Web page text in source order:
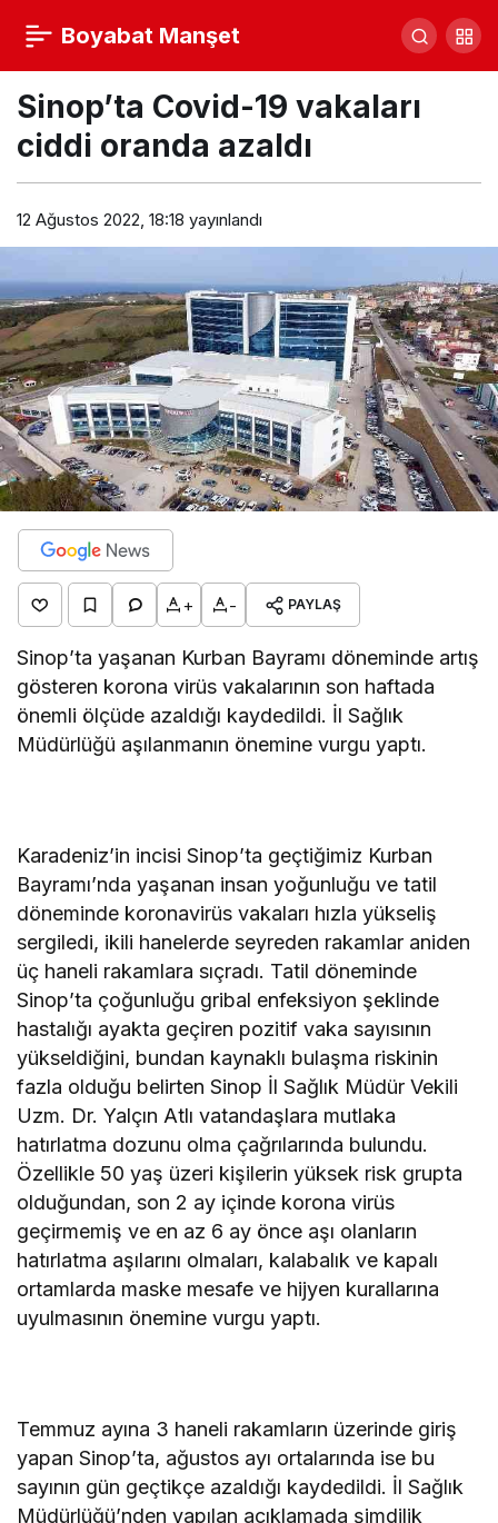
Boyabat Manşet
Sinop’ta Covid-19 vakaları
ciddi oranda azaldı
12 Ağustos 2022, 18:18 yayınlandı
+ - PAYLAŞ
Sinop’ta yaşanan Kurban Bayramı döneminde artış
gösteren korona virüs vakalarının son haftada
önemli ölçüde azaldığı kaydedildi. İl Sağlık
Müdürlüğü aşılanmanın önemine vurgu yaptı.
Karadeniz’in incisi Sinop’ta geçtiğimiz Kurban
Bayramı’nda yaşanan insan yoğunluğu ve tatil
döneminde koronavirüs vakaları hızla yükseliş
sergiledi, ikili hanelerde seyreden rakamlar aniden
üç haneli rakamlara sıçradı. Tatil döneminde
Sinop’ta çoğunluğu gribal enfeksiyon şeklinde
hastalığı ayakta geçiren pozitif vaka sayısının
yükseldiğini, bundan kaynaklı bulaşma riskinin
fazla olduğu belirten Sinop İl Sağlık Müdür Vekili
Uzm. Dr. Yalçın Atlı vatandaşlara mutlaka
hatırlatma dozunu olma çağrılarında bulundu.
Özellikle 50 yaş üzeri kişilerin yüksek risk grupta
olduğundan, son 2 ay içinde korona virüs
geçirmemiş ve en az 6 ay önce aşı olanların
hatırlatma aşılarını olmaları, kalabalık ve kapalı
ortamlarda maske mesafe ve hijyen kurallarına
uyulmasının önemine vurgu yaptı.
Temmuz ayına 3 haneli rakamların üzerinde giriş
yapan Sinop’ta, ağustos ayı ortalarında ise bu
sayının gün geçtikçe azaldığı kaydedildi. İl Sağlık
Müdürlüğü’nden yapılan açıklamada şimdilik
HAYATA HAREKET KAT
Yorum Yap Paylaş